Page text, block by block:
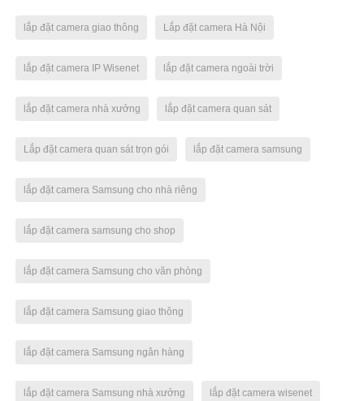
lắp đặt camera giao thông Lắp đặt camera Hà Nội
lắp đặt camera IP Wisenet lắp đặt camera ngoài trời
lắp đặt camera nhà xưởng lắp đặt camera quan sát
Lắp đặt camera quan sát trọn gói lắp đặt camera samsung
lắp đặt camera Samsung cho nhà riêng
lắp đặt camera samsung cho shop
lắp đặt camera Samsung cho văn phòng
lắp đặt camera Samsung giao thông
lắp đặt camera Samsung ngân hàng
lắp đặt camera Samsung nhà xưởng lắp đặt camera wisenet